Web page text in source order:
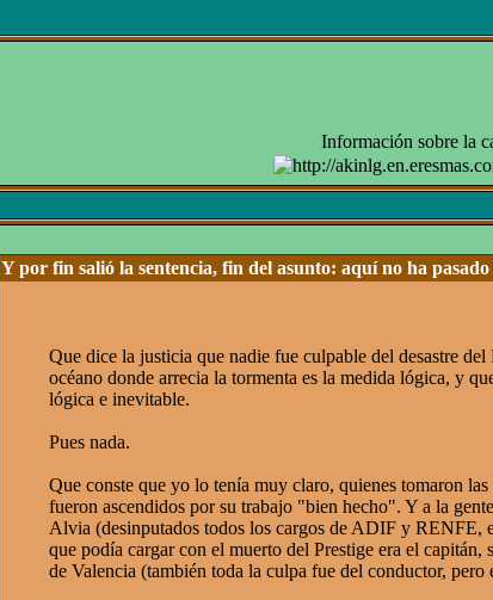
Información sobre la
Y por fin salió la sentencia, fin del asunto: aquí no ha pasado
Que dice la justicia que nadie fue culpable del desastre
océano donde arrecia la tormenta es la medida lógica, y
lógica e inevitable.
Pues nada.
Que conste que yo lo tenía muy claro, quienes tomaron
fueron ascendidos por su trabajo "bien hecho". Y a la
Alvia (desinputados todos los cargos de ADIF y RENFE,
que podía cargar con el muerto del Prestige era el
de Valencia (también toda la culpa fue del conductor,